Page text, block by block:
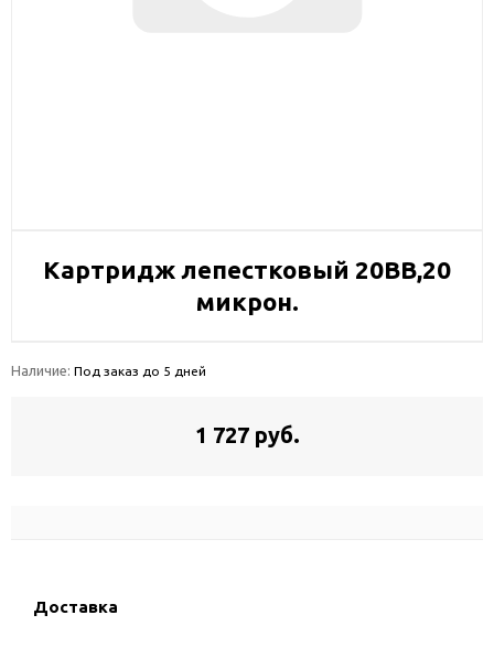
Картридж лепестковый 20BB,20
микрон.
Наличие: Под заказ до 5 дней
1 727 руб.
Доставка